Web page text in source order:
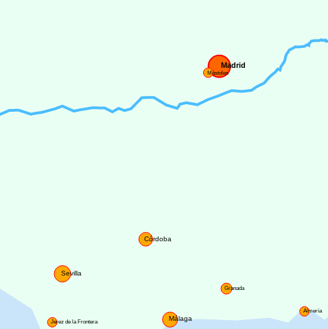
Madrid
Sevilla
Málaga
Córdoba
Granada
Jerez de la Frontera
Móstoles
Almería